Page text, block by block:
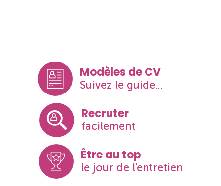
Modèles de CV
Suivez le guide...
Recruter
facilement
Être au top
le jour de l'entretien